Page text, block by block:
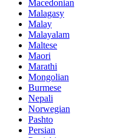
Macedonian
Malagasy
Malay
Malayalam
Maltese
Maori
Marathi
Mongolian
Burmese
Nepali
Norwegian
Pashto
Persian